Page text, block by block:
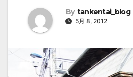
By tankentai_blog
5月 8, 2012